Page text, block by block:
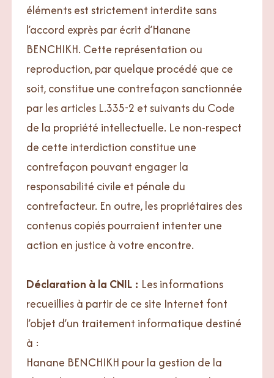
éléments est strictement interdite sans
l’accord exprès par écrit d’Hanane
BENCHIKH. Cette représentation ou
reproduction, par quelque procédé que ce
soit, constitue une contrefaçon sanctionnée
par les articles L.335-2 et suivants du Code
de la propriété intellectuelle. Le non-respect
de cette interdiction constitue une
contrefaçon pouvant engager la
responsabilité civile et pénale du
contrefacteur. En outre, les propriétaires des
contenus copiés pourraient intenter une
action en justice à votre encontre.
Déclaration à la CNIL : Les informations
recueillies à partir de ce site Internet font
l’objet d’un traitement informatique destiné
à :
Hanane BENCHIKH pour la gestion de la